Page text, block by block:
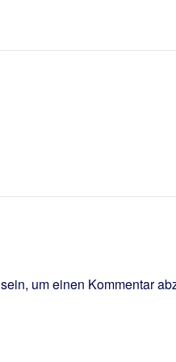
sein, um einen Kommentar